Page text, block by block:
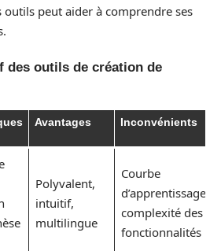
outils peut aider à comprendre ses
des outils de création de
Avantages Inconvénients
Polyvalent,
intuitif,
multilingue
Courbe
d’apprentissage,
complexité des
fonctionnalités